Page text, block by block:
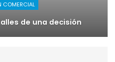
COMERCIAL
de una decisión